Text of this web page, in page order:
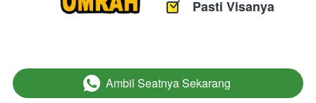
Pasti Visanya
` Ambil Seatnya Sekarang